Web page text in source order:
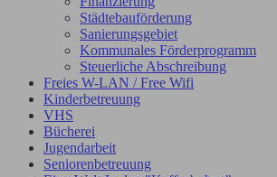
Städtebauförderung
Sanierungsgebiet
Kommunales Förderprogramm
Steuerliche Abschreibung
Freies W-LAN / Free Wifi
Kinderbetreuung
VHS
Bücherei
Jugendarbeit
Seniorenbetreuung